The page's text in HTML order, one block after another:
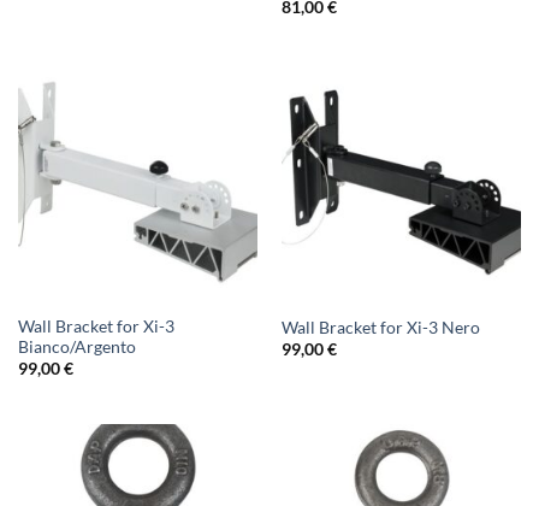
81,00€
Wall Bracket for Xi-3
Bianco/Argento
99,00€
Wall Bracket for Xi-3 Nero
99,00€